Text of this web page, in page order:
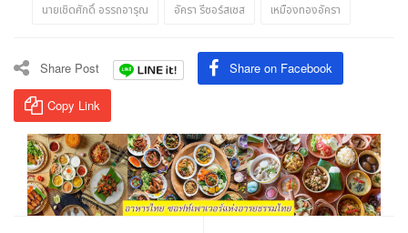
นายเชิดศักดิ์ อรรถอารุณ อัครา รีซอร์สเซส เหมืองทองอัครา
Share Post Share on Facebook
Copy Link